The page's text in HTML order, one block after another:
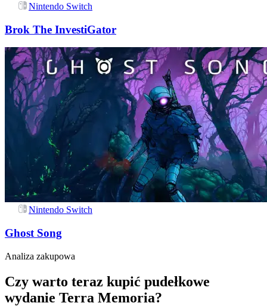
Nintendo Switch
Brok The InvestiGator
Nintendo Switch
Ghost Song
Analiza zakupowa
Czy warto teraz kupić pudełkowe
wydanie Terra Memoria?